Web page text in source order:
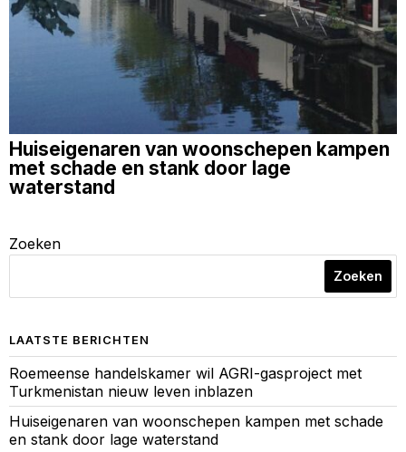
Huiseigenaren van woonschepen kampen
met schade en stank door lage
waterstand
Zoeken
Zoeken
LAATSTE BERICHTEN
Roemeense handelskamer wil AGRI-gasproject met
Turkmenistan nieuw leven inblazen
Huiseigenaren van woonschepen kampen met schade
en stank door lage waterstand